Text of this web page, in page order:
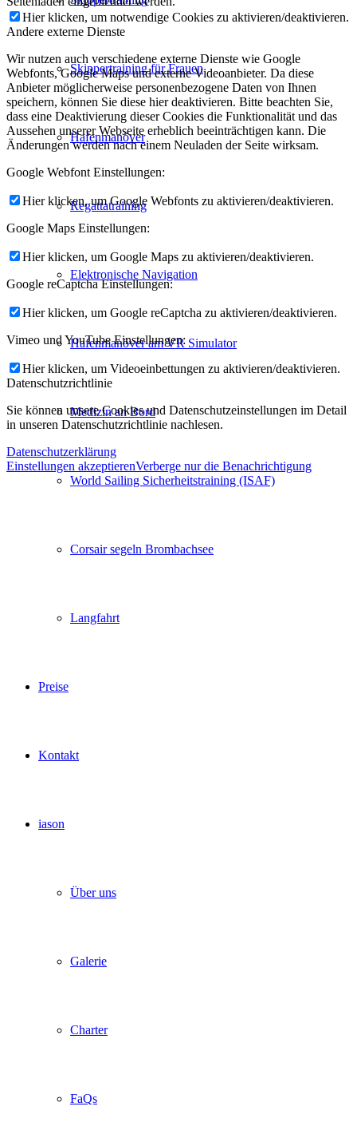
Skippertraining für Frauen
Hafenmanöver
Regattatraining
Elektronische Navigation
Hafenmanöver am VR Simulator
Medizin an Bord
World Sailing Sicherheitstraining (ISAF)
Corsair segeln Brombachsee
Langfahrt
Preise
Kontakt
iason
Über uns
Galerie
Charter
FaQs
Hier klicken, um notwendige Cookies zu aktivieren/deaktivieren.
Andere externe Dienste
Wir nutzen auch verschiedene externe Dienste wie Google
Webfonts, Google Maps und externe Videoanbieter. Da diese
Anbieter möglicherweise personenbezogene Daten von Ihnen
speichern, können Sie diese hier deaktivieren. Bitte beachten Sie,
dass eine Deaktivierung dieser Cookies die Funktionalität und das
Aussehen unserer Webseite erheblich beeinträchtigen kann. Die
Änderungen werden nach einem Neuladen der Seite wirksam.
Google Webfont Einstellungen:
Hier klicken, um Google Webfonts zu aktivieren/deaktivieren.
Google Maps Einstellungen:
Hier klicken, um Google Maps zu aktivieren/deaktivieren.
Google reCaptcha Einstellungen:
Hier klicken, um Google reCaptcha zu aktivieren/deaktivieren.
Vimeo und YouTube Einstellungen:
Hier klicken, um Videoeinbettungen zu aktivieren/deaktivieren.
Datenschutzrichtlinie
Sie können unsere Cookies und Datenschutzeinstellungen im Detail
in unseren Datenschutzrichtlinie nachlesen.
Datenschutzerklärung
Einstellungen akzeptierenVerberge nur die Benachrichtigung